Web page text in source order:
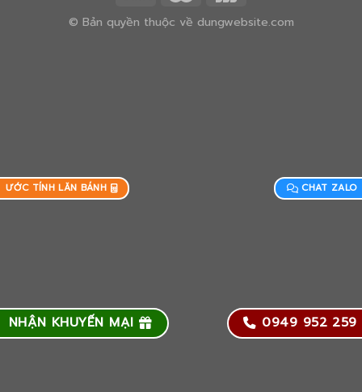
0949 952 259
CHAT ZALO
NHẬN KHUYẾN MẠI
ƯỚC TÍNH LĂN BÁNH
© Bản quyền thuộc về dungwebsite.com